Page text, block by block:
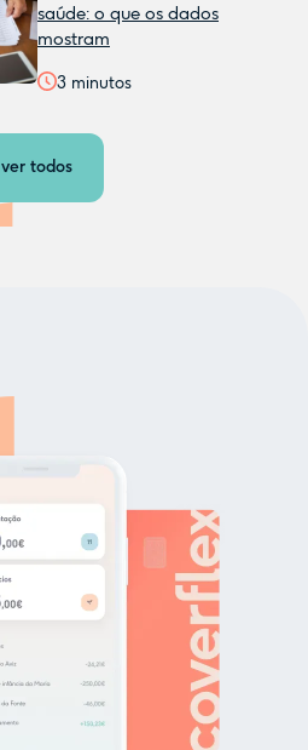
saúde: o que os dados
mostram
3 minutos
ver todos